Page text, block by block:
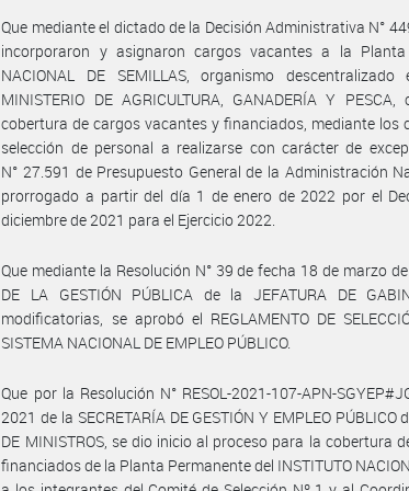
Que mediante el dictado de la Decisión Administrativa N°
incorporaron y asignaron cargos vacantes a la Planta
NACIONAL DE SEMILLAS, organismo
MINISTERIO DE AGRICULTURA, GANADERÍA Y
cobertura de cargos vacantes y financiados, mediante los
selección de personal a realizarse con carácter de
N° 27.591 de Presupuesto General de la Administración
prorrogado a partir del día 1 de enero de 2022 por el
diciembre de 2021 para el Ejercicio 2022.
Que mediante la Resolución N° 39 de fecha 18 de marzo
DE LA GESTIÓN PÚBLICA de la JEFATURA DE
modificatorias, se aprobó el REGLAMENTO DE
SISTEMA NACIONAL DE EMPLEO PÚBLICO.
Que por la Resolución N° RESOL-2021-107-APN-
2021 de la SECRETARÍA DE GESTIÓN Y EMPLEO PÚBLICO
DE MINISTROS, se dio inicio al proceso para la cobertura
financiados de la Planta Permanente del INSTITUTO